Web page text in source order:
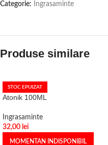
Categorie: Ingrasaminte
Produse similare
STOC EPUIZAT
Atonik 100ML
Ingrasaminte
32,00 lei
MOMENTAN INDISPONIBIL